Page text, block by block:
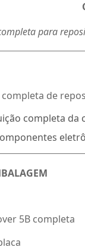
para
completa de
completa da
5B completa